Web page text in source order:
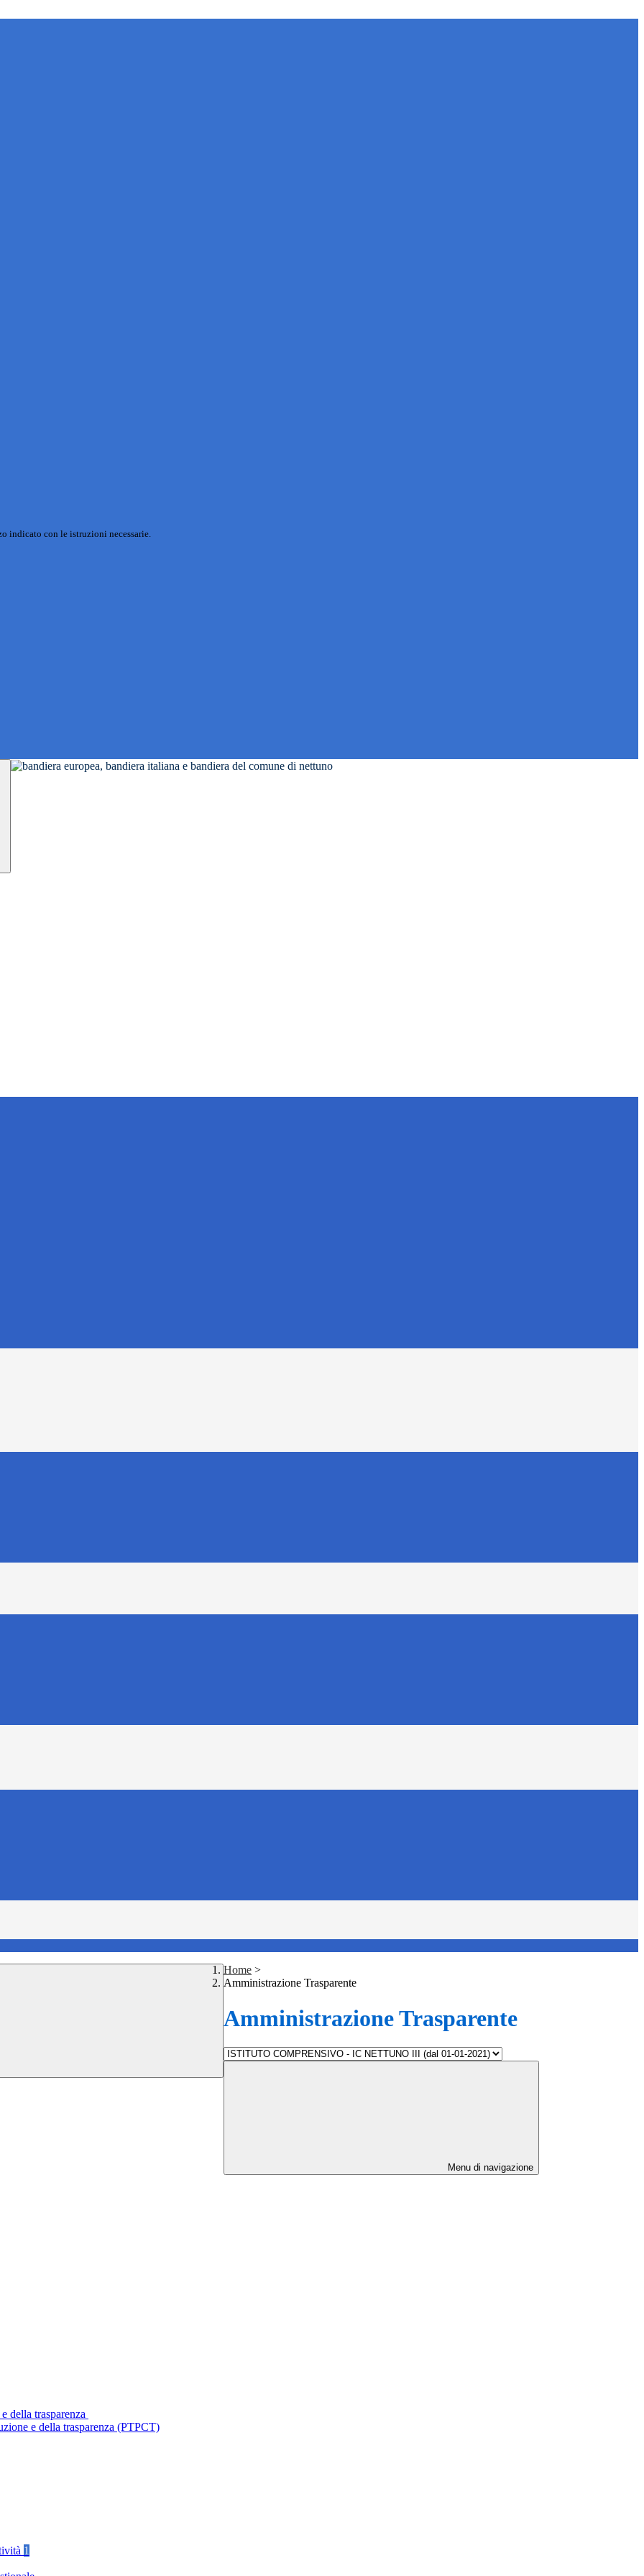
indicato con le istruzioni necessarie.
Home >
Amministrazione Trasparente
Amministrazione Trasparente
Menu di navigazione
della trasparenza
e della trasparenza (PTPCT)
1